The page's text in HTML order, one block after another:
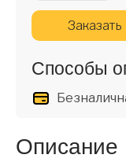
Заказать
Способы
Описание